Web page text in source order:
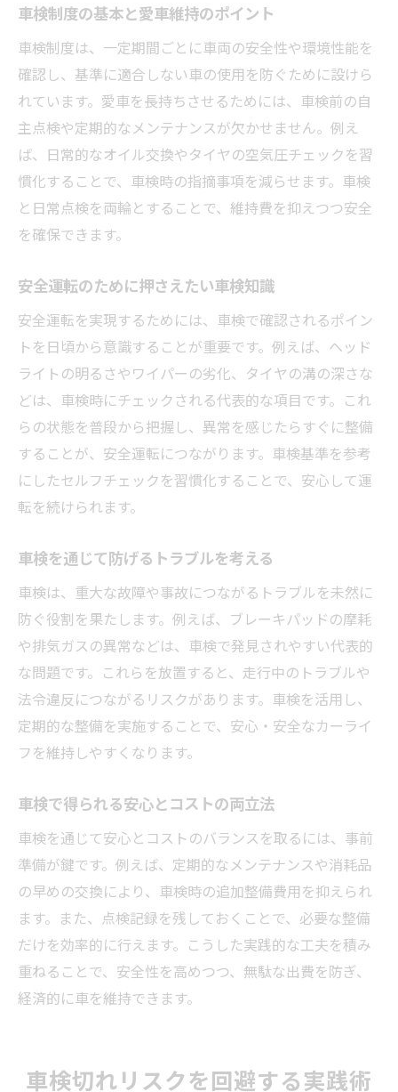
車検切れ車両の発見と罰則の可能性
安心運転のための車検情報管理術
車検の検査で落ちる原因と対策を整理
車検で不合格となる主な原因を知る
車検検査で注意すべきNG項目一覧
車検通過のための事前点検チェック法
改造箇所や消耗部品が車検に与える影響
予想外の車検落ちを防ぐ日常メンテナンス
最新法規に対応した車検のポイント
車検の最新法規制と主な変更点を確認
車検で押さえておきたい新基準の解説
法改正による車検手続きの注意点
最新車検基準に沿った点検のコツ
車検合格のための法規対応チェック
法規改正に伴う車検準備と対応策
効率的に車検を通すための秘訣を伝授
車検当日に慌てないための準備法
忙しい人向け車検短縮術の実践例
車検手続きの流れと時短テクニック
効率化で車検コスト削減を実現する方法
車検ストレスを減らす実践的ノウハウ
車検の本質を押さえたコスト管理術
車検費用の内訳を知り賢く節約する方法
車検コストを抑えるための工夫と実践
車検で無駄を減らす見積もり比較術
愛車の車検を経済的に済ませるための知識
車検の賢い選択で安心とコストを両立
車検制度の基本と愛車維持のポイント
車検制度は、一定期間ごとに車両の安全性や環境性能を
確認し、基準に適合しない車の使用を防ぐために設けら
れています。愛車を長持ちさせるためには、車検前の自
主点検や定期的なメンテナンスが欠かせません。例え
ば、日常的なオイル交換やタイヤの空気圧チェックを習
慣化することで、車検時の指摘事項を減らせます。車検
と日常点検を両輪とすることで、維持費を抑えつつ安全
を確保できます。
安全運転のために押さえたい車検知識
安全運転を実現するためには、車検で確認されるポイン
トを日頃から意識することが重要です。例えば、ヘッド
ライトの明るさやワイパーの劣化、タイヤの溝の深さな
どは、車検時にチェックされる代表的な項目です。これ
らの状態を普段から把握し、異常を感じたらすぐに整備
することが、安全運転につながります。車検基準を参考
にしたセルフチェックを習慣化することで、安心して運
転を続けられます。
車検を通じて防げるトラブルを考える
車検は、重大な故障や事故につながるトラブルを未然に
防ぐ役割を果たします。例えば、ブレーキパッドの摩耗
や排気ガスの異常などは、車検で発見されやすい代表的
な問題です。これらを放置すると、走行中のトラブルや
法令違反につながるリスクがあります。車検を活用し、
定期的な整備を実施することで、安心・安全なカーライ
フを維持しやすくなります。
車検で得られる安心とコストの両立法
車検を通じて安心とコストのバランスを取るには、事前
準備が鍵です。例えば、定期的なメンテナンスや消耗品
の早めの交換により、車検時の追加整備費用を抑えられ
ます。また、点検記録を残しておくことで、必要な整備
だけを効率的に行えます。こうした実践的な工夫を積み
重ねることで、安全性を高めつつ、無駄な出費を防ぎ、
経済的に車を維持できます。
車検切れリスクを回避する実践術